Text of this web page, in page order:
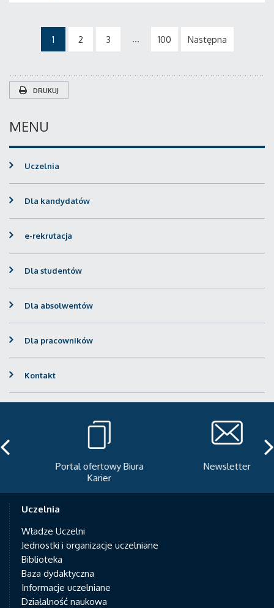
1 2 3 ... 100 Następna
DRUKUJ
MENU
Uczelnia
Dla kandydatów
e-rekrutacja
Dla studentów
Dla absolwentów
Dla pracowników
Kontakt
Portal ofertowy Biura
Newsletter
Uczelnia
Władze Uczelni
Jednostki i organizacje uczelniane
Biblioteka
Baza dydaktyczna
Informacje uczelniane
Działalność naukowa